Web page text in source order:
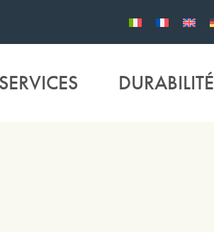
DURABILITÉ